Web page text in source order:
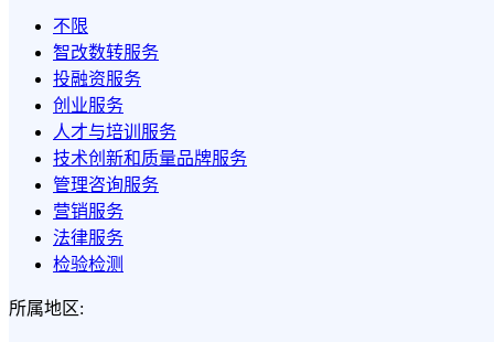
不限
智改数转服务
投融资服务
创业服务
人才与培训服务
技术创新和质量品牌服务
管理咨询服务
营销服务
法律服务
检验检测
所属地区: